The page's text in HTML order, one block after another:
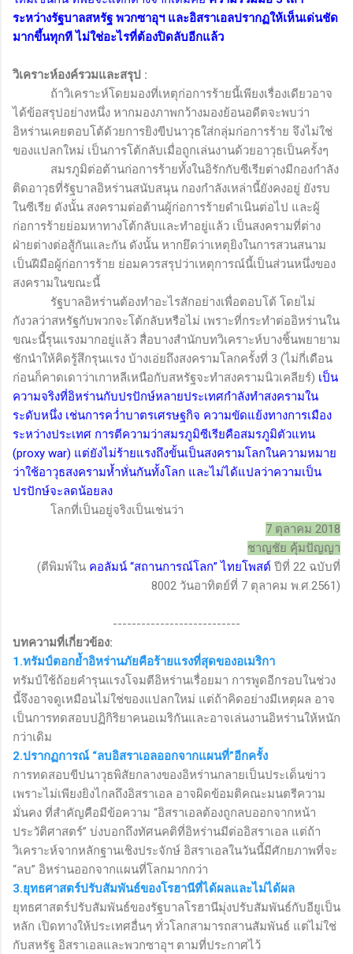
ระหว่างรัฐบาลสหรัฐ พวกซาอุฯ และอิสราเอลปรากฏให้เห็นเด่นชัด
มากขึ้นทุกที ไม่ใช่อะไรที่ต้องปิดลับอีกแล้ว
วิเคราะห์องค์รวมและสรุป :
ถ้าวิเคราะห์โดยมองที่เหตุก่อการร้ายนี้เพียงเรื่องเดียวอาจ
ได้ข้อสรุปอย่างหนึ่ง หากมองภาพกว้างมองย้อนอดีตจะพบว่า
อิหร่านเคยตอบโต้ด้วยการยิงขีปนาวุธใส่กลุ่มก่อการร้าย จึงไม่ใช่
ของแปลกใหม่ เป็นการโต้กลับเมื่อถูกเล่นงานด้วยอาวุธเป็นครั้งๆ
สมรภูมิต่อต้านก่อการร้ายทั้งในอิรักกับซีเรียต่างมีกองกำลัง
ติดอาวุธที่รัฐบาลอิหร่านสนับสนุน กองกำลังเหล่านี้ยังคงอยู่ ยังรบ
ในซีเรีย ดังนั้น สงครามต่อต้านผู้ก่อการร้ายดำเนินต่อไป และผู้
ก่อการร้ายย่อมหาทางโต้กลับและทำอยู่แล้ว เป็นสงครามที่ต่าง
ฝ่ายต่างต่อสู้กันและกัน ดังนั้น หากยึดว่าเหตุยิงในการสวนสนาม
เป็นฝีมือผู้ก่อการร้าย ย่อมควรสรุปว่าเหตุการณ์นี้เป็นส่วนหนึ่งของ
สงครามในขณะนี้
รัฐบาลอิหร่านต้องทำอะไรสักอย่างเพื่อตอบโต้ โดยไม่
กังวลว่าสหรัฐกับพวกจะโต้กลับหรือไม่ เพราะที่กระทำต่ออิหร่านใน
ขณะนี้รุนแรงมากอยู่แล้ว สื่อบางสำนักบทวิเคราะห์บางชิ้นพยายาม
ชักนำให้คิดรู้สึกรุนแรง บ้างเอ่ยถึงสงครามโลกครั้งที่ 3 (ไม่กี่เดือน
ก่อนก็คาดเดาว่าเกาหลีเหนือกับสหรัฐจะทำสงครามนิวเคลียร์) เป็น
ความจริงที่อิหร่านกับปรปักษ์หลายประเทศกำลังทำสงครามใน
ระดับหนึ่ง เช่นการคว่ำบาตรเศรษฐกิจ ความขัดแย้งทางการเมือง
ระหว่างประเทศ การตีความว่าสมรภูมิซีเรียคือสมรภูมิตัวแทน
(proxy war) แต่ยังไม่ร้ายแรงถึงขั้นเป็นสงครามโลกในความหมาย
ว่าใช้อาวุธสงครามห้ำหั่นกันทั้งโลก และไม่ได้แปลว่าความเป็น
ปรปักษ์จะลดน้อยลง
โลกที่เป็นอยู่จริงเป็นเช่นว่า
7 ตุลาคม 2018
ชาญชัย คุ้มปัญญา
(ตีพิมพ์ใน คอลัมน์ “สถานการณ์โลก”ไทยโพสต์ ปีที่ 22 ฉบับที่
8002 วันอาทิตย์ที่ 7 ตุลาคม พ.ศ.2561)
---------------------------
บทความที่เกี่ยวข้อง:
1.ทรัมป์ตอกย้ำอิหร่านภัยคือร้ายแรงที่สุดของอเมริกา
ทรัมป์ใช้ถ้อยคำรุนแรงโจมตีอิหร่านเรื่อยมา การพูดอีกรอบในช่วง
นี้จึงอาจดูเหมือนไม่ใช่ของแปลกใหม่ แต่ถ้าคิดอย่างมีเหตุผล อาจ
เป็นการทดสอบปฏิกิริยาคนอเมริกันและอาจเล่นงานอิหร่านให้หนัก
กว่าเดิม
2.ปรากฏการณ์ “ลบอิสราเอลออกจากแผนที่”อีกครั้ง
การทดสอบขีปนาวุธพิสัยกลางของอิหร่านกลายเป็นประเด็นข่าว
เพราะไม่เพียงยิงไกลถึงอิสราเอล อาจผิดข้อมติคณะมนตรีความ
มั่นคง ที่สำคัญคือมีข้อความ “อิสราเอลต้องถูกลบออกจากหน้า
ประวัติศาสตร์” บ่งบอกถึงทัศนคติที่อิหร่านมีต่ออิสราเอล แต่ถ้า
วิเคราะห์จากหลักฐานเชิงประจักษ์ อิสราเอลในวันนี้มีศักยภาพที่จะ
“ลบ” อิหร่านออกจากแผนที่โลกมากกว่า
3.ยุทธศาสตร์ปรับสัมพันธ์ของโรฮานีที่ได้ผลและไม่ได้ผล
ยุทธศาสตร์ปรับสัมพันธ์ของรัฐบาลโรฮานีมุ่งปรับสัมพันธ์กับอียูเป็น
หลัก เปิดทางให้ประเทศอื่นๆ ทั่วโลกสามารถสานสัมพันธ์ แต่ไม่ใช่
กับสหรัฐ อิสราเอลและพวกซาอุฯ ตามที่ประกาศไว้